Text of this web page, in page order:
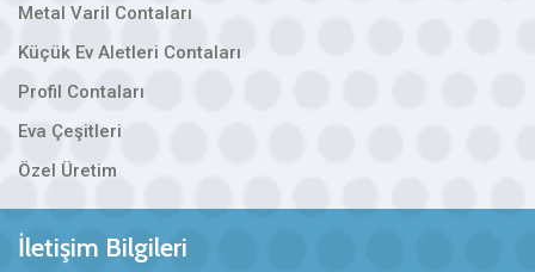
Metal Varil Contaları
Küçük Ev Aletleri Contaları
Profil Contaları
Eva Çeşitleri
Özel Üretim
İletişim Bilgileri